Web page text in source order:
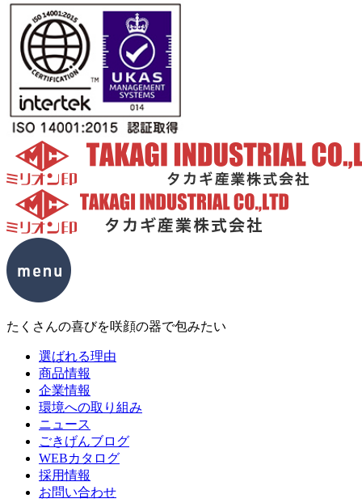
たくさんの喜びを咲顔の器で包みたい
選ばれる理由
商品情報
企業情報
環境への取り組み
ニュース
ごきげんブログ
WEBカタログ
採用情報
お問い合わせ